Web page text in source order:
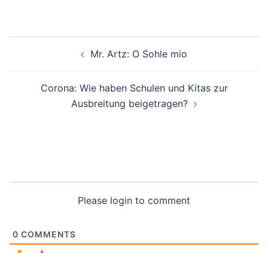
Mr. Artz: O Sohle mio
Corona: Wie haben Schulen und Kitas zur
Ausbreitung beigetragen?
Please login to comment
0 COMMENTS